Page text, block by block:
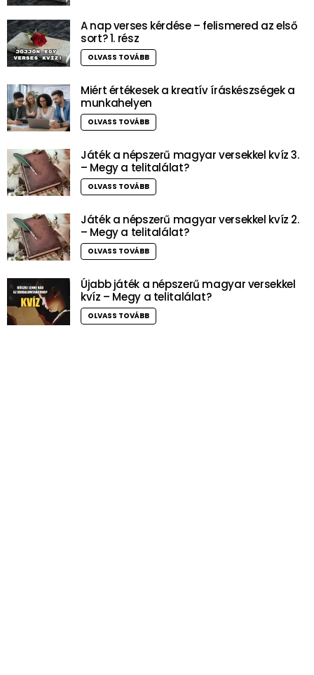
A nap verses kérdése – felismered az első
sort? 1. rész
OLVASS TOVÁBB
Miért értékesek a kreatív íráskészségek a
munkahelyen
OLVASS TOVÁBB
Játék a népszerű magyar versekkel kvíz 3.
– Megy a telitalálat?
OLVASS TOVÁBB
Játék a népszerű magyar versekkel kvíz 2.
– Megy a telitalálat?
OLVASS TOVÁBB
Újabb játék a népszerű magyar versekkel
kvíz – Megy a telitalálat?
OLVASS TOVÁBB